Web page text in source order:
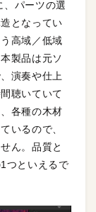
パーツの選
となってい
高域／低域
製品は元ソ
演奏や仕上
聴いていて
各種の木材
いるので、
ん。品質と
つといえるで